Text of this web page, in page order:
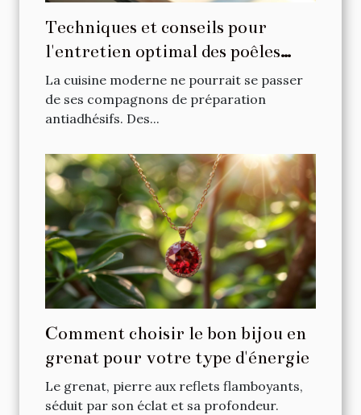
Techniques et conseils pour
l'entretien optimal des poêles
antiadhésives
La cuisine moderne ne pourrait se passer
de ses compagnons de préparation
antiadhésifs. Des...
Comment choisir le bon bijou en
grenat pour votre type d'énergie
Le grenat, pierre aux reflets flamboyants,
séduit par son éclat et sa profondeur.